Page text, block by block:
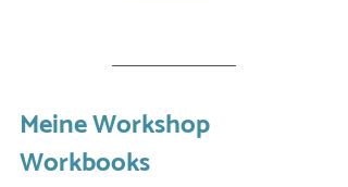
Meine Workshop
Workbooks